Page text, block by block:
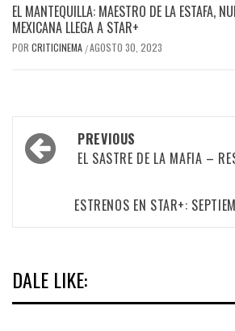
EL MANTEQUILLA: MAESTRO DE LA ESTAFA,
MEXICANA LLEGA A STAR+
POR CRITICINEMA /AGOSTO 30, 2023
Post
navigation
PREVIOUS
EL SASTRE DE LA MAFIA –
ESTRENOS EN STAR+:
DALE LIKE: